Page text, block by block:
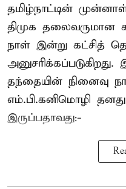
தமிழ்நாட்டின்
திமுக தலைவருமான
நாள் இன்று கட்சித்
தந்தையின் நினைவு
எம்.பி.கனிமொழி
இருப்பதாவது:-